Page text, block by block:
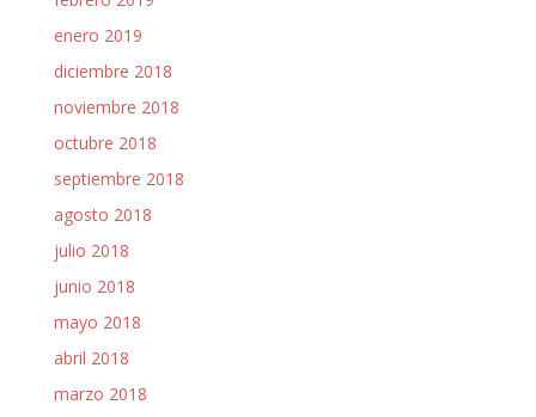
enero 2019
diciembre 2018
noviembre 2018
octubre 2018
septiembre 2018
agosto 2018
julio 2018
junio 2018
mayo 2018
abril 2018
marzo 2018